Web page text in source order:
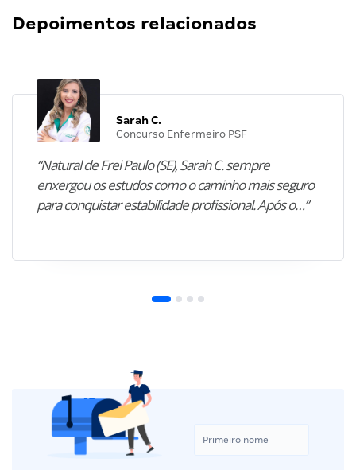
Depoimentos relacionados
Sarah C.
Concurso Enfermeiro PSF
“Natural de Frei Paulo (SE), Sarah C. sempre
enxergou os estudos como o caminho mais seguro
para conquistar estabilidade profissional. Após o…”